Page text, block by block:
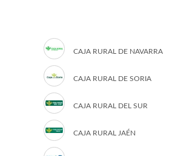
CAJA RURAL DE NAVARRA
CAJA RURAL DE SORIA
CAJA RURAL DEL SUR
CAJA RURAL JAÉN